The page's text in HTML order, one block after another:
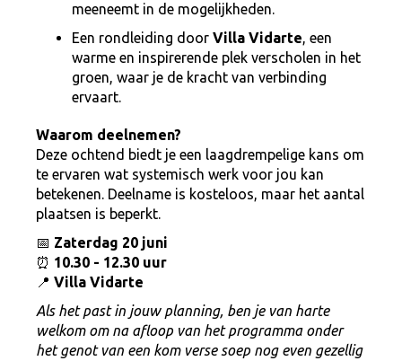
meeneemt in de mogelijkheden.
Een rondleiding door Villa Vidarte, een
warme en inspirerende plek verscholen in het
groen, waar je de kracht van verbinding
ervaart.
Waarom deelnemen?
Deze ochtend biedt je een laagdrempelige kans om
te ervaren wat systemisch werk voor jou kan
betekenen. Deelname is kosteloos, maar het aantal
plaatsen is beperkt.
📅 Zaterdag 20 juni
⏰ 10.30 - 12.30 uur
📍 Villa Vidarte
Als het past in jouw planning, ben je van harte
welkom om na afloop van het programma onder
het genot van een kom verse soep nog even gezellig